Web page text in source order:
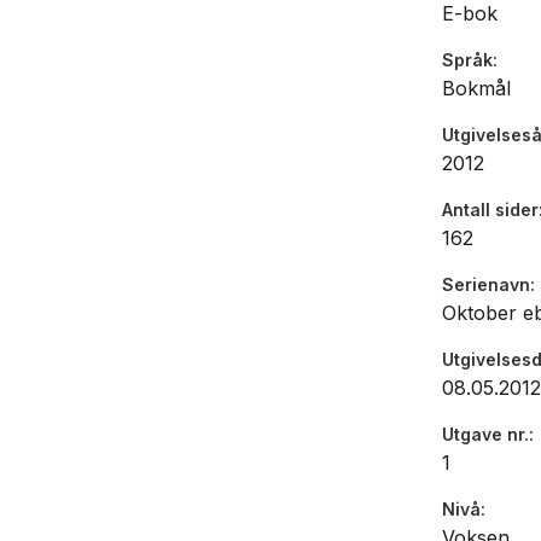
E-bok
Språk
Bokmål
2012
Antall sider
162
Serienavn
Oktober
08.05.2012
Utgave nr.
1
Nivå